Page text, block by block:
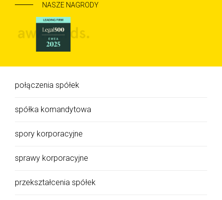
NASZE NAGRODY
połączenia spółek
spółka komandytowa
spory korporacyjne
sprawy korporacyjne
przekształcenia spółek